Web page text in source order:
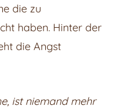
die zu
haben. Hinter der
die Angst
ist niemand mehr